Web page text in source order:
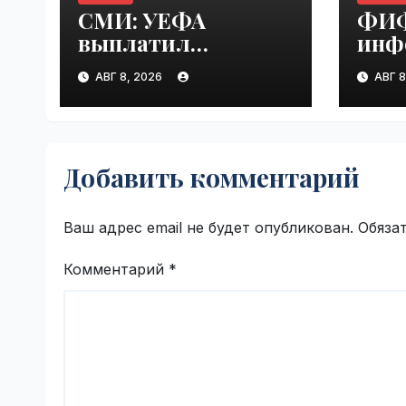
СМИ: УЕФА
выплатил
шестизначную
сумму любовнице
Инфантино |
АВГ 8, 2026 АВГ
Добавить комментарий
Ваш адрес email не будет опубликован.
Комментарий *